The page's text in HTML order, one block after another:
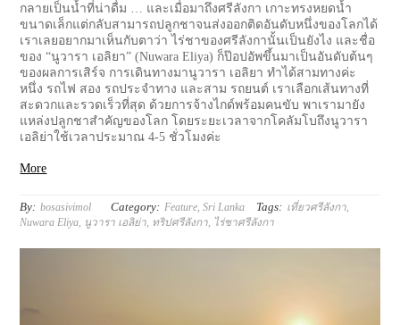
กลายเป็นน้ำที่น่าดื่ม … และเมื่อมาถึงศรีลังกา เกาะทรงหยดน้ำ
ขนาดเล็กแต่กลับสามารถปลูกชาจนส่งออกติดอันดับหนึ่งของโลกได้
เราเลยอยากมาเห็นกับตาว่า ไร่ชาของศรีลังกานั้นเป็นยังไง และชื่อ
ของ “นูวารา เอลิยา” (Nuwara Eliya) ก็ป๊อปอัพขึ้นมาเป็นอันดับต้นๆ
ของผลการเสิร์จ การเดินทางมานูวารา เอลิยา ทำได้สามทางค่ะ
หนึ่ง รถไฟ สอง รถประจำทาง และสาม รถยนต์ เราเลือกเส้นทางที่
สะดวกและรวดเร็วที่สุด ด้วยการจ้างไกด์พร้อมคนขับ พาเรามายัง
แหล่งปลูกชาสำคัญของโลก โดยระยะเวลาจากโคลัมโบถึงนูวารา
เอลิย่าใช้เวลาประมาณ 4-5 ชั่วโมงค่ะ
More
By: bosasivimol Category: Feature ,Sri Lanka Tags: เที่ยวศรีลังกา,
Nuwara Eliya นูวารา เอลิย่า ทริปศรีลังกา ไร่ชาศรีลังกา